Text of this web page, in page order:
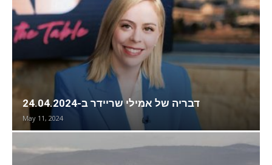
דבריה של אמילי שריידר ב-24.04.2024
May 11, 2024